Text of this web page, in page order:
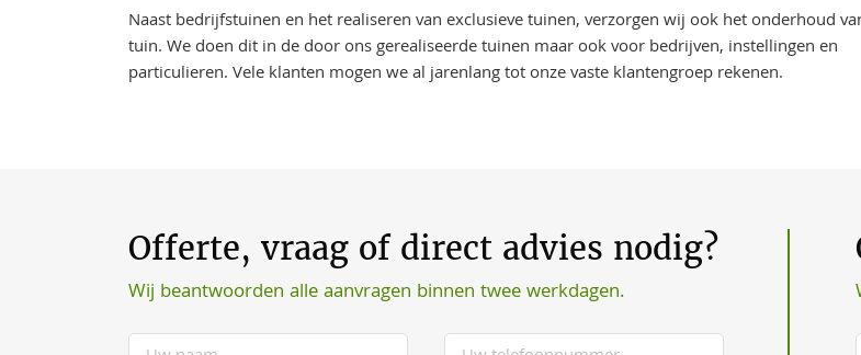
Naast bedrijfstuinen en het realiseren van exclusieve tuinen, verzorgen wij ook het onderhoud
tuin. We doen dit in de door ons gerealiseerde tuinen maar ook voor bedrijven, instellingen en
particulieren. Vele klanten mogen we al jarenlang tot onze vaste klantengroep rekenen.
Offerte, vraag of direct advies nodig?
Wij beantwoorden alle aanvragen binnen twee werkdagen.